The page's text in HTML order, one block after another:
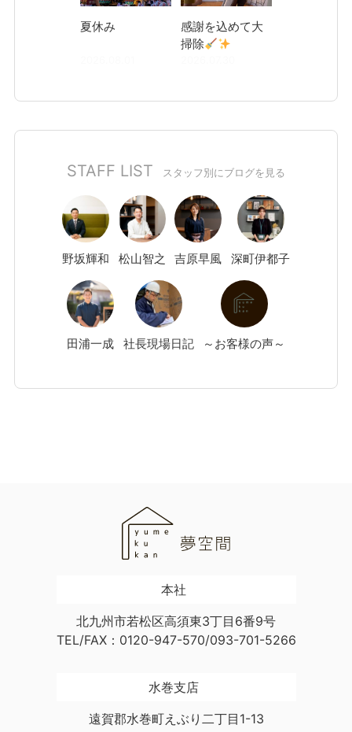
夏休み
感謝を込めて大
掃除
STAFF LIST スタッフ別にブログを見る
野坂輝和 松山智之 吉原早風 深町伊都子
田浦一成 社長現場日記 ～お客様の声～
本社
北九州市若松区高須東3丁目6番9号
TEL/FAX：0120-947-570/093-701-5266
水巻支店
遠賀郡水巻町えぶり二丁目1-13